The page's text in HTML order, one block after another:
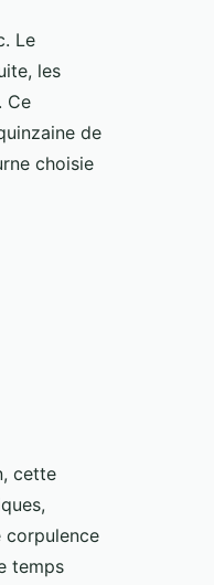
Le
les
Ce
de
choisie
cette
corpulence
temps